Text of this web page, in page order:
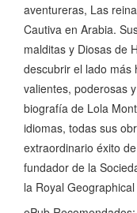
aventureras, Las
Cautiva en Arabia.
malditas y Diosas de
descubrir el lado más
valientes, poderosas
biografía de Lola
idiomas, todas sus
extraordinario éxito
fundador de la
la Royal